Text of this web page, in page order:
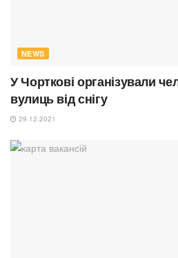
NEWS
У Чорткові організували
вулиць від снігу
29.12.2021